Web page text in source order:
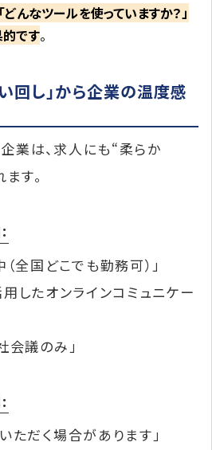
んなツールを使っていますか？」
です。
回し」から企業の温度感
業は、求人にも“柔らか
す。
（全国どこでも勤務可）」
したオンラインコミュニケー
会議のみ」
ただく場合があります」